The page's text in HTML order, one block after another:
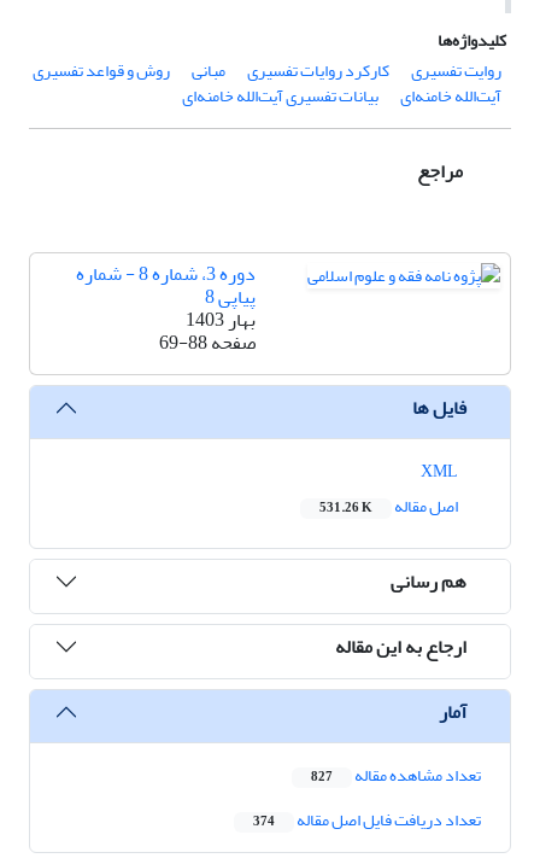
کلیدواژه‌ها
روایت تفسیری
کارکرد روایات تفسیری مبانی روش و قواعد تفسیری
آیت‌الله خامنه‌ای بیانات تفسیری آیت‌الله خامنه‌ای
مراجع
دوره 3، شماره 8 - شماره
پیاپی 8
بهار 1403
صفحه69-88
فایل ها
اصل مقاله
531.26 K
هم رسانی
ارجاع به این مقاله
آمار
تعداد مشاهده مقاله 827
تعداد دریافت فایل اصل مقاله 374